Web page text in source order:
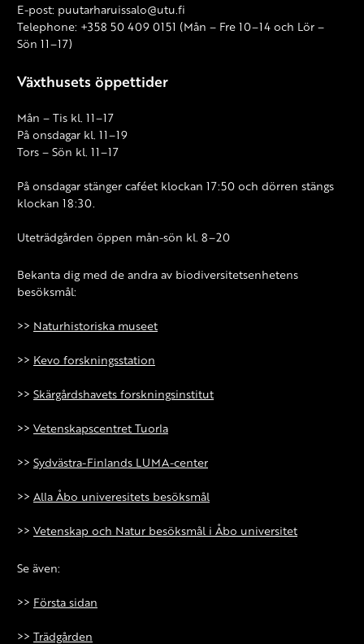
E-post: puutarharuissalo@utu.fi
Telephone: +358 50 409 0151 (Mån – Fre 10–14 och Lör –
Sön 11–17)
Växthusets öppettider
Mån – Tis kl. 11–17
På onsdagar kl. 11–19
Tors – Sön kl. 11–17
På onsdagar stänger caféet klockan 17:50 och dörren stängs
klockan 18:30.
Uteträdgården öppen mån-sön kl. 8–20
Bekanta dig med de andra av biodiversitetsenhetens
besöksmål:
>> Naturhistoriska museet
>> Kevo forskningsstation
>> Skärgårdshavets forskningsinstitut
>> Vetenskapscentret Tuorla
>> Sydvästra-Finlands LUMA-center
>> Alla Åbo univeresitets besöksmål
>> Vetenskap och Natur besöksmål i Åbo universitet
Se även:
>> Första sidan
>> Trädgården